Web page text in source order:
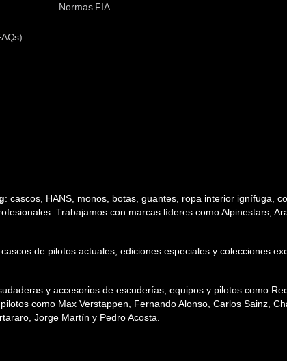
Normas FIA
: cascos, HANS, monos, botas, guantes, ropa interior ignífuga,
Trabajamos con marcas líderes como Alpinestars,
de pilotos actuales, ediciones especiales y colecciones
y accesorios de escuderías, equipos y pilotos como
como Max Verstappen, Fernando Alonso, Carlos Sainz,
Jorge Martín y Pedro Acosta.